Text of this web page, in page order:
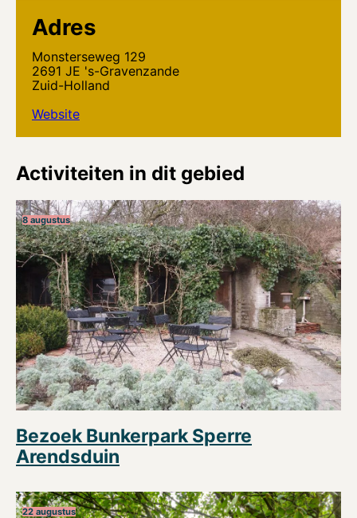
Adres
Monsterseweg 129
2691 JE 's-Gravenzande
Zuid-Holland
Website
Activiteiten in dit gebied
8 augustus
Bezoek Bunkerpark Sperre
Arendsduin
22 augustus